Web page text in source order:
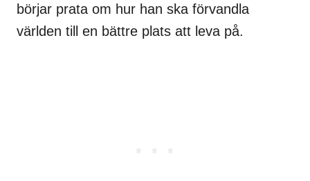
börjar prata om hur han ska förvandla
världen till en bättre plats att leva på.